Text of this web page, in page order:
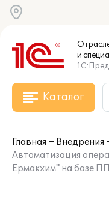
и
Каталог
Главная
Внедрения
Автоматизация
Ермакхим" на базе